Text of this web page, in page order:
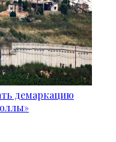
демаркацию